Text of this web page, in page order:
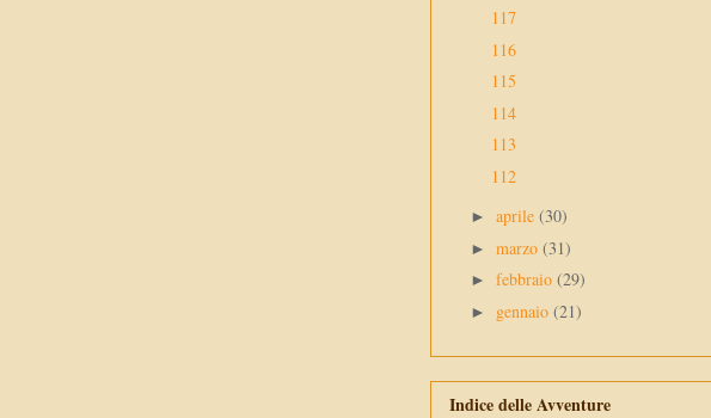
117
116
115
114
113
112
► aprile (30)
► marzo (31)
► febbraio (29)
► gennaio (21)
Indice delle Avventure